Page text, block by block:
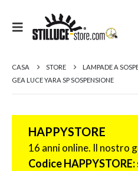
CASA STORE
LAMPADE A
GEA LUCE YARA SP SOSPENSIONE
HAPPYSTORE
16 anni online. Il nostro
Codice